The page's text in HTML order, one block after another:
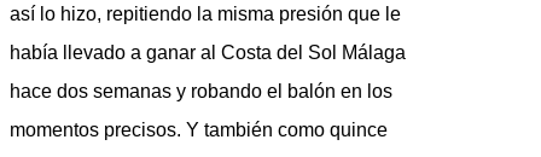
así lo hizo, repitiendo la misma presión que le
había llevado a ganar al Costa del Sol Málaga
hace dos semanas y robando el balón en los
momentos precisos. Y también como quince